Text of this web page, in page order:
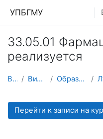
УПБГМУ
33.05.01
реализуется
В начало Витрина курсов 3KL Образование 2025-2026 уч.год
Перейти к записи на